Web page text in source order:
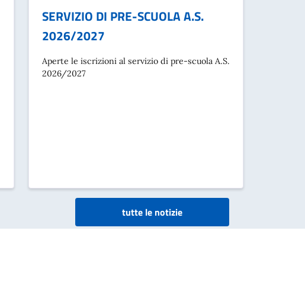
SERVIZIO DI PRE-SCUOLA A.S.
2026/2027
Aperte le iscrizioni al servizio di pre-scuola A.S.
2026/2027
tutte le notizie